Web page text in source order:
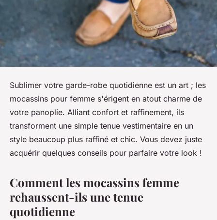
Sublimer votre garde-robe quotidienne est un art ; les
mocassins pour femme s'érigent en atout charme de
votre panoplie. Alliant confort et raffinement, ils
transforment une simple tenue vestimentaire en un
style beaucoup plus raffiné et chic. Vous devez juste
acquérir quelques conseils pour parfaire votre look !
Comment les mocassins femme
rehaussent-ils une tenue
quotidienne